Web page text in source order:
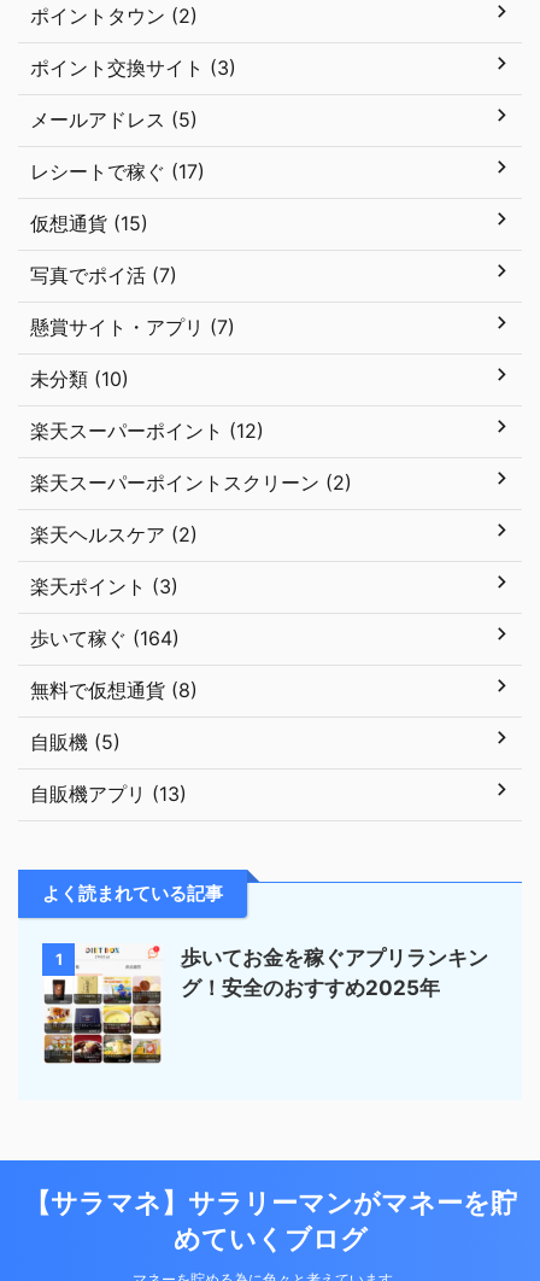
ポイントタウン (2)
ポイント交換サイト (3)
メールアドレス (5)
レシートで稼ぐ (17)
仮想通貨 (15)
写真でポイ活 (7)
懸賞サイト・アプリ (7)
未分類 (10)
楽天スーパーポイント (12)
楽天スーパーポイントスクリーン (2)
楽天ヘルスケア (2)
楽天ポイント (3)
歩いて稼ぐ (164)
無料で仮想通貨 (8)
自販機 (5)
自販機アプリ (13)
よく読まれている記事
1
歩いてお金を稼ぐアプリランキン
グ！安全のおすすめ2025年
【サラマネ】サラリーマンがマネーを貯
めていくブログ